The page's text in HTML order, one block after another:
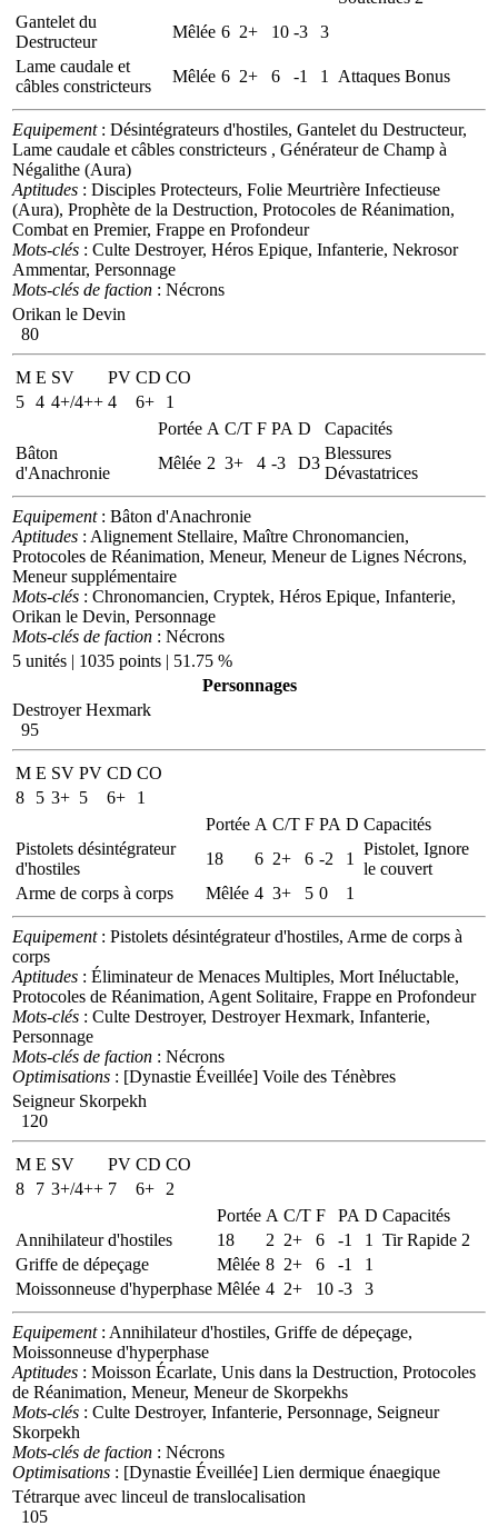
Gantelet du
Destructeur
Mêlée 6 2+ 10 -3
3
Lame caudale et
câbles constricteurs
Mêlée 6 2+ 6 -1 1 Attaques Bonus
Equipement: Désintégrateurs d'hostiles, Gantelet du Destructeur,
Lame caudale et câbles constricteurs , Générateur de Champ à
Négalithe (Aura)
Aptitudes : Disciples Protecteurs, Folie Meurtrière Infectieuse
(Aura), Prophète de la Destruction, Protocoles de Réanimation,
Combat en Premier, Frappe en Profondeur
Mots-clés : Culte Destroyer, Héros Epique, Infanterie, Nekrosor
Ammentar, Personnage
Mots-clés de faction : Nécrons
Orikan le Devin
80
M E SV PV CD CO
5 4 4+/4++ 4 6+
1
Portée A C/T F PA D
Capacités
Bâton
d'Anachronie
Mêlée 2 3+ 4 -3 D3
Blessures
Dévastatrices
Equipement: Bâton d'Anachronie
Aptitudes : Alignement Stellaire, Maître Chronomancien,
Protocoles de Réanimation, Meneur, Meneur de Lignes Nécrons,
Meneur supplémentaire
Mots-clés : Chronomancien, Cryptek, Héros Epique, Infanterie,
Orikan le Devin, Personnage
Mots-clés de faction : Nécrons
5 unités | 1035 points | 51.75 %
Personnages
Destroyer Hexmark
95
M E SV PV CD CO
8
5 3+ 5 6+
1
Portée A C/T F PA D Capacités
Pistolets désintégrateur
d'hostiles
18 6 2+ 6 -2 1
Pistolet, Ignore
le couvert
Arme de corps à corps
Mêlée 4 3+ 5 0 1
Equipement: Pistolets désintégrateur d'hostiles, Arme de corps à
corps
Aptitudes : Éliminateur de Menaces Multiples, Mort Inéluctable,
Protocoles de Réanimation, Agent Solitaire, Frappe en Profondeur
Mots-clés : Culte Destroyer, Destroyer Hexmark, Infanterie,
Personnage
Mots-clés de faction : Nécrons
Optimisations : [Dynastie Éveillée] Voile des Ténèbres
Seigneur Skorpekh
120
M E SV PV CD CO
8
7 3+/4++ 7 6+
2
Portée A C/T F PA D Capacités
Annihilateur d'hostiles
18 2 2+ 6 -1 1
Tir Rapide 2
Griffe de dépeçage
Mêlée 8 2+ 6 -1
1
Moissonneuse d'hyperphase Mêlée 4 2+ 10 -3 3
Equipement: Annihilateur d'hostiles, Griffe de dépeçage,
Moissonneuse d'hyperphase
Aptitudes : Moisson Écarlate, Unis dans la Destruction, Protocoles
de Réanimation, Meneur, Meneur de Skorpekhs
Mots-clés : Culte Destroyer, Infanterie, Personnage, Seigneur
Skorpekh
Mots-clés de faction : Nécrons
Optimisations : [Dynastie Éveillée] Lien dermique énaegique
Tétrarque avec linceul de translocalisation
105